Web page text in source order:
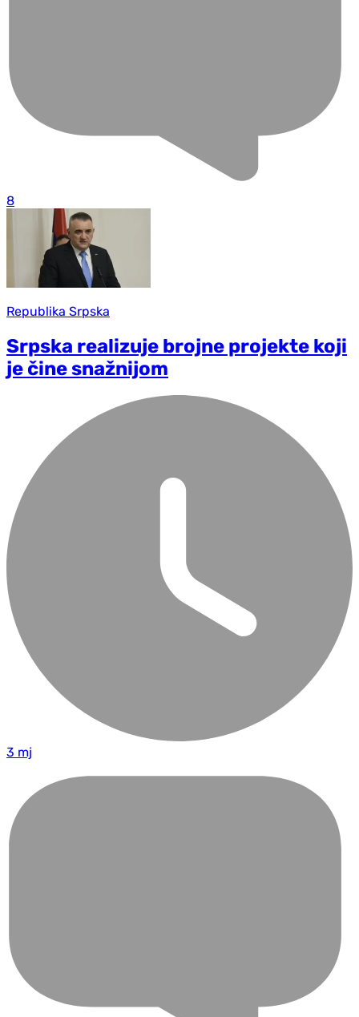
8
Republika Srpska
Srpska realizuje brojne projekte koji
je čine snažnijom
3 mj